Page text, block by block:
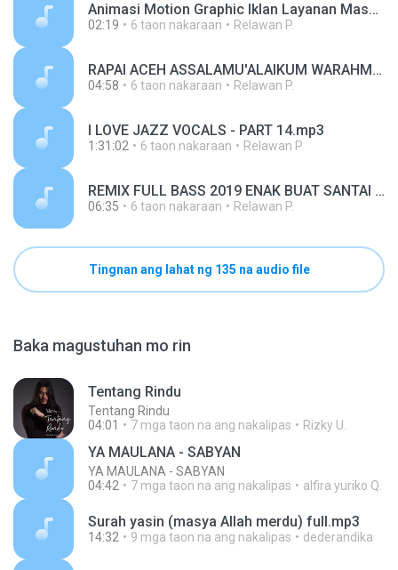
Animasi Motion Graphic Iklan Layanan Masyarakat Waspada Hoax.mp3
02:19 6 taon nakaraan Relawan P.
RAPAI ACEH ASSALAMU'ALAIKUM WARAHMATUHU (1).mp3
04:58 6 taon nakaraan Relawan P.
I LOVE JAZZ VOCALS - PART 14.mp3
1:31:02 6 taon nakaraan Relawan P.
REMIX FULL BASS 2019 ENAK BUAT SANTAI Jogetan anak Motor (1).mp3
06:35 6 taon nakaraan Relawan P.
Tingnan ang lahat ng 135 na audio file
Baka magustuhan mo rin
Tentang Rindu
Tentang Rindu
04:01
7 mga taon na ang nakalipas Rizky U.
YA MAULANA - SABYAN
YA MAULANA - SABYAN
04:42
7 mga taon na ang nakalipas alfira yuriko Q.
Surah yasin (masya Allah merdu) full.mp3
14:32 9 mga taon na ang nakalipas dederandika